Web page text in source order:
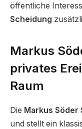
öffentliche
Scheidung
Markus
privates
Raum
Die Markus Söder
und stellt ein